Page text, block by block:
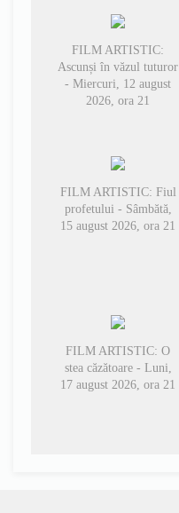
FILM ARTISTIC:
Ascunși în văzul tuturor
- Miercuri, 12 august
2026, ora 21
FILM ARTISTIC: Fiul
profetului - Sâmbătă,
15 august 2026, ora 21
FILM ARTISTIC: O
stea căzătoare - Luni,
17 august 2026, ora 21